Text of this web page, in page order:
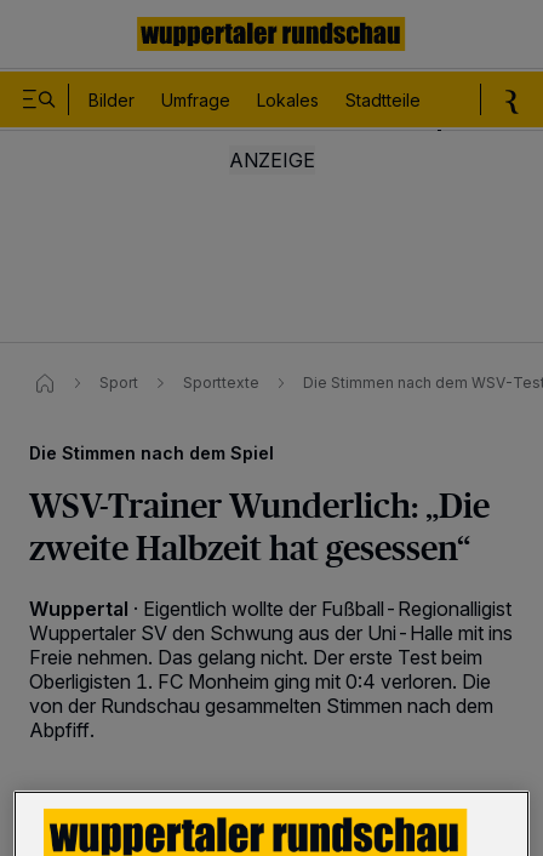
Bilder Umfrage Lokales Stadtteile
Sport Sporttexte Die Stimmen nach dem WSV-
Die Stimmen nach dem Spiel
WSV-Trainer Wunderlich: „Die
zweite Halbzeit hat gesessen“
Wuppertal · Eigentlich wollte der Fußball-Regionalligist
Wuppertaler SV den Schwung aus der Uni-Halle mit ins
Freie nehmen. Das gelang nicht. Der erste Test beim
Oberligisten 1. FC Monheim ging mit 0:4 verloren. Die
von der Rundschau gesammelten Stimmen nach dem
Abpfiff.
09.01.2026 , 21:55 Uhr 2 Minuten Lesezeit